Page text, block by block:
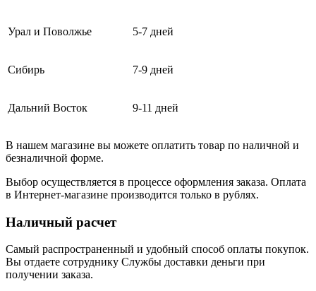
Урал и Поволжье 5-7 дней
Сибирь 7-9 дней
Дальний Восток 9-11 дней
В нашем магазине вы можете оплатить товар по наличной и
безналичной форме.
Выбор осуществляется в процессе оформления заказа. Оплата
в Интернет-магазине производится только в рублях.
Наличный расчет
Самый распространенный и удобный способ оплаты покупок.
Вы отдаете сотруднику Службы доставки деньги при
получении заказа.